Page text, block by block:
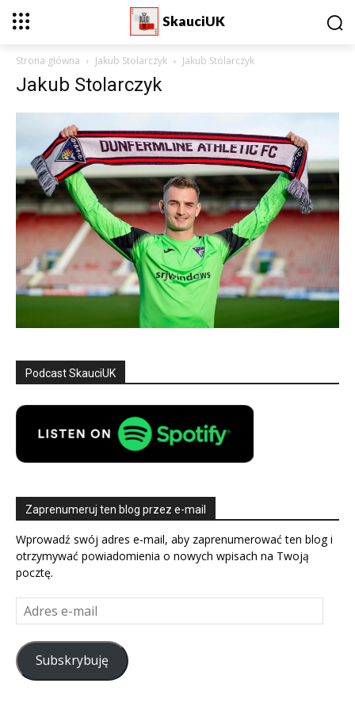
SkauciUK
Strona główna Jakub Stolarczyk Jakub Stolarczyk
Jakub Stolarczyk
Podcast SkauciUK
Zaprenumeruj ten blog przez e-mail
Wprowadź swój adres e-mail, aby zaprenumerować ten blog i
otrzymywać powiadomienia o nowych wpisach na Twoją
pocztę.
Adres
e-
mail
Subskrybuję